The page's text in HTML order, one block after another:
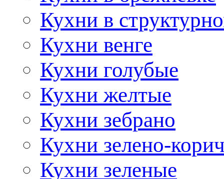
Кухни в
Кухни венге
Кухни голубые
Кухни желтые
Кухни зебрано
Кухни зелено-
Кухни зеленые